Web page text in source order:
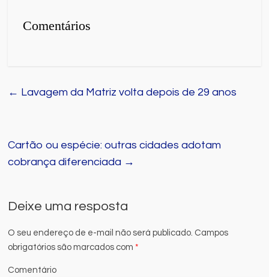
Comentários
← Lavagem da Matriz volta depois de 29 anos
Cartão ou espécie: outras cidades adotam
cobrança diferenciada →
Deixe uma resposta
O seu endereço de e-mail não será publicado. Campos
obrigatórios são marcados com*
Comentário